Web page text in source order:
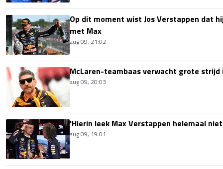
Op dit moment wist Jos Verstappen dat
met Max
aug 09, 21:02
McLaren-teambaas verwacht grote
aug 09, 20:03
'Hierin leek Max Verstappen helemaal
aug 09, 19:01